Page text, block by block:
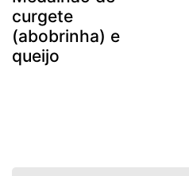
curgete
(abobrinha) e
queijo